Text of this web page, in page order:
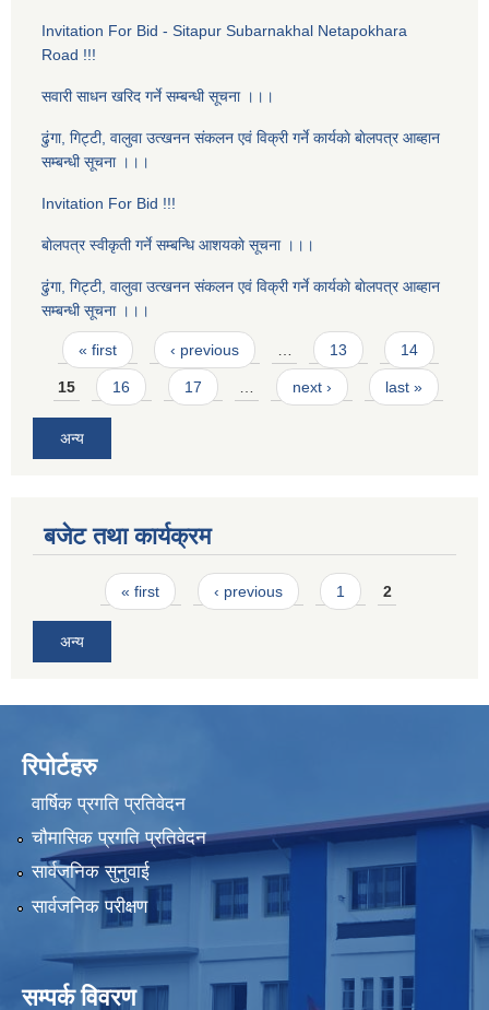
Invitation For Bid - Sitapur Subarnakhal Netapokhara
Road !!!
सवारी साधन खरिद गर्ने सम्बन्धी सूचना ।।।
ढुंगा, गिट्टी, वालुवा उत्खनन संकलन एवं विक्री गर्ने कार्यकाे बाेलपत्र आब्हान
सम्बन्धी सूचना ।।।
Invitation For Bid !!!
बाेलपत्र स्वीकृती गर्ने सम्बन्धि आशयकाे सूचना ।।।
ढुंगा, गिट्टी, वालुवा उत्खनन संकलन एवं विक्री गर्ने कार्यकाे बाेलपत्र आब्हान
सम्बन्धी सूचना ।।।
Pages
« first ‹ previous … 13 14
15 16 17 … next › last »
अन्य
बजेट तथा कार्यक्रम
Pages« first ‹ previous 1 2
अन्य
रिपोर्टहरु
वार्षिक प्रगति प्रतिवेदन
चौमासिक प्रगति प्रतिवेदन
सार्वजनिक सुनुवाई
सार्वजनिक परीक्षण
सम्पर्क विवरण